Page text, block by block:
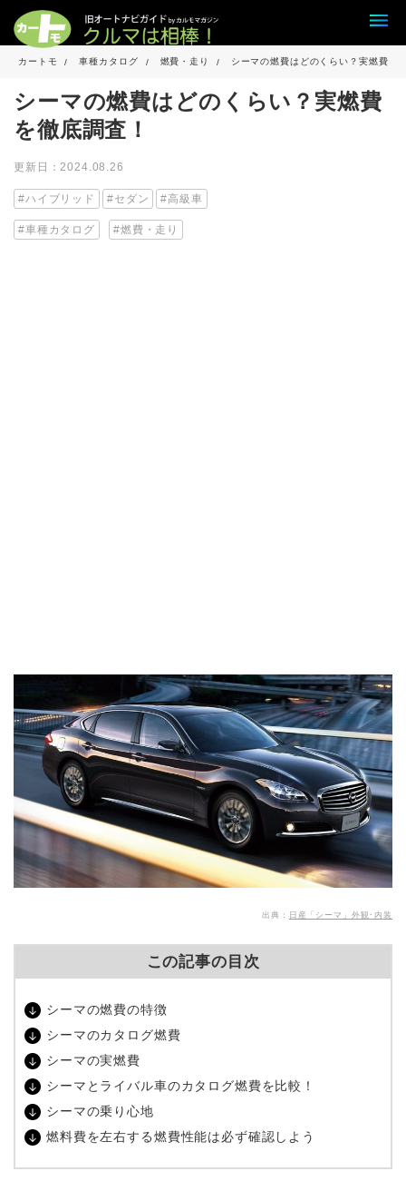
カートモ 車種カタログ 燃費・走り シーマの燃費はどのくらい？実燃費を
シーマの燃費はどのくらい？実燃費
を徹底調査！
更新日：2024.08.26
ハイブリッド セダン 高級車
車種カタログ 燃費・走り
出典： 日産「シーマ」外観･内装
この記事の目次
シーマの燃費の特徴
シーマのカタログ燃費
シーマの実燃費
シーマとライバル車のカタログ燃費を比較！
シーマの乗り心地
燃料費を左右する燃費性能は必ず確認しよう